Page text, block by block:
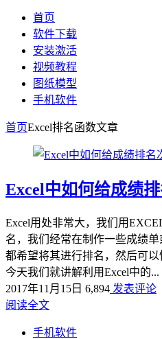
首页
软件下载
安装激活
视频教程
图纸模型
手机软件
首页Excel排名函数文章
Excel中如何给成绩
Excel用处非常大，我们用
名，我们经常在制作一些成绩单
都希望将其进行排名，然后可以
今天我们就讲解利用Excel中的...
2017年11月15日 6,894 发表评论
阅读全文
手机软件